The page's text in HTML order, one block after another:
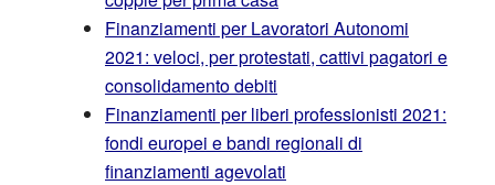
Finanziamenti per Lavoratori Autonomi
2021: veloci, per protestati, cattivi pagatori e
consolidamento debiti
Finanziamenti per liberi professionisti 2021:
fondi europei e bandi regionali di
finanziamenti agevolati